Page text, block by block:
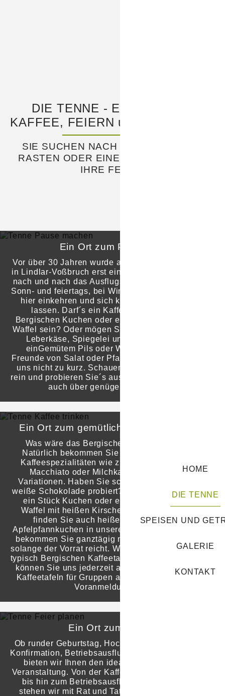
HOME
DIE TENNE
SPEISEN UND
GALERIE
KONTAKT
DIE TENNE - EIN ORT FÜR
KAFFEE, FEIERN und PAUSIEREN
SIE SUCHEN NACH EINEM ORT ZUM
RASTEN ODER EINER LOCATION FÜR
IHRE FEIER?
Ein Ort zum Pausieren
Vor über 30 Jahren wurde aus einer alten Scheune
in Lindlar-Voßbruch erst ein privater Partyraum und
nach und nach das Ausflugslokal, das es heute ist.
Sonn- und feiertags, bei Wind und Wetter kann man
hier einkehren und sich kulinarisch verwöhnen
lassen. Darf´s ein Kaffee mit einem Stück
Bergischen Kuchen oder einer frisch gebackenen
Waffel sein? Oder mögen Sie es lieber herzhaft mit
Leberkäse, Spiegelei und Röstkartoffeln bei
einGemütem Pils oder Weizenbier. Auch die
Freunde von Salat oder Pfannekuchen kommen bei
uns nicht zu kurz. Schauen Sie doch einfach mal
rein und probieren Sie´s aus. Natürlich verfügen wir
auch über genügend Parkplätze.
Ein Ort zum gemütlichen Kaffee Trinken
Was wäre das Bergische Land ohne Kaffee?
Natürlich bekommen Sie bei uns auch diverse
Kaffeespezialitäten wie z.B. Cappuccino, Latte
Macchiato oder Milchkaffee in zahlreichen
Variationen. Haben Sie schon mal unsere heiße
weiße Schokolade probiert? Dazu passt am besten
ein Stück Kuchen oder eine frisch gebackene
Waffel mit heißen Kirschen und Sahne. Zudem
finden Sie auch heißen Apfelstrudel und
Apfelpfannkuchen in unserer Karte. Diese Speisen
bekommen Sie ganztägig morgens ab 11 Uhr und
solange der Vorrat reicht. Wenn Sie einmal an einer
typisch Bergischen Kaffeetafel teilnehmen möchten,
können Sie uns jederzeit ansprechen. Wir richten
Kaffeetafeln für Gruppen ab zehn Personen nach
Voranmeldung aus.
Ein Ort zum Feiern
Ob runder Geburtstag, Hochzeit, Kommunion oder
Konfirmation, Betriebsausflug oder Weihnachtsfeier,
bieten wir Ihnen den idealen Rahmen für Ihre
Veranstaltung. Von der Kaffeetafel mit 10 Personen
bis hin zum Betriebsausflug mit 250 Personen
stehen wir mit Rat und Tat von der Auswahl des